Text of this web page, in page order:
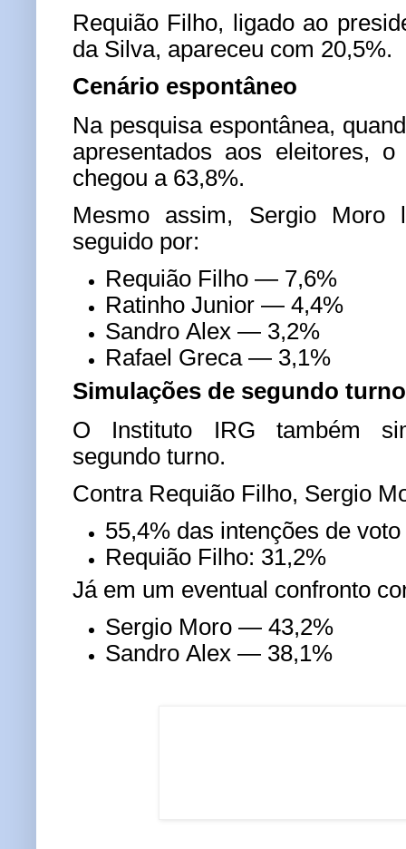
Requião Filho, ligado ao
da Silva, apareceu com 20,5%.
Cenário espontâneo
Na pesquisa espontânea,
apresentados aos eleitores,
chegou a 63,8%.
Mesmo assim, Sergio Moro
seguido por:
Requião Filho — 7,6%
Ratinho Junior — 4,4%
Sandro Alex — 3,2%
Rafael Greca — 3,1%
Simulações de segundo turno
O Instituto IRG também
segundo turno.
Contra Requião Filho, Sergio
55,4% das intenções de voto
Requião Filho: 31,2%
Já em um eventual confronto
Sergio Moro — 43,2%
Sandro Alex — 38,1%